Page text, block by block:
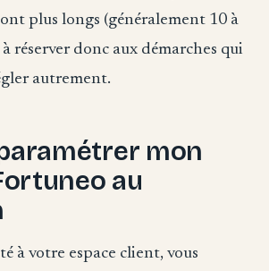
plus longs (généralement 10 à
réserver donc aux démarches qui
autrement.
mon
au
à votre espace client, vous